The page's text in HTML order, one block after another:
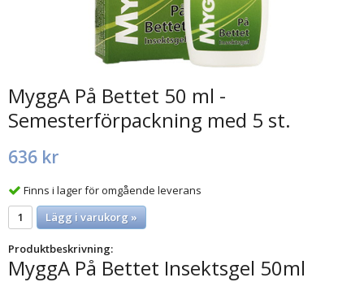
MyggA På Bettet 50 ml -
Semesterförpackning med 5 st.
636 kr
Finns i lager för omgående leverans
Lägg i varukorg »
Produktbeskrivning:
MyggA På Bettet Insektsgel 50ml